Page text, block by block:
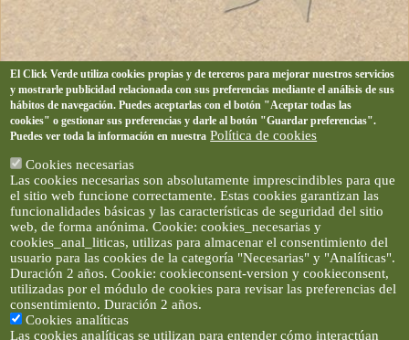
El Click Verde utiliza cookies propias y de terceros para mejorar nuestros servicios
y mostrarle publicidad relacionada con sus preferencias mediante el análisis de sus
hábitos de navegación. Puedes aceptarlas con el botón "Aceptar todas las
cookies" o gestionar sus preferencias y darle al botón "Guardar preferencias".
Puedes ver toda la información en nuestra Política de cookies
Cookies necesarias
Las cookies necesarias son absolutamente imprescindibles para que
el sitio web funcione correctamente. Estas cookies garantizan las
funcionalidades básicas y las características de seguridad del sitio
web, de forma anónima. Cookie: cookies_necesarias y
cookies_anal_liticas, utilizas para almacenar el consentimiento del
usuario para las cookies de la categoría "Necesarias" y "Analíticas".
Duración 2 años. Cookie: cookieconsent-version y cookieconsent,
utilizadas por el módulo de cookies para revisar las preferencias del
consentimiento. Duración 2 años.
Cookies analíticas
Las cookies analíticas se utilizan para entender cómo interactúan